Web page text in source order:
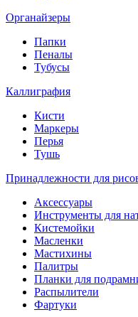
Органайзеры
Папки
Пеналы
Тубусы
Каллиграфия
Кисти
Маркеры
Перья
Тушь
Принадлежности для
Аксессуары
Инструменты для
Кистемойки
Масленки
Мастихины
Палитры
Планки для
Распылители
Фартуки